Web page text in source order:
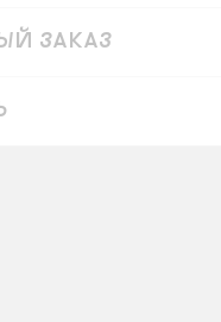
заказ